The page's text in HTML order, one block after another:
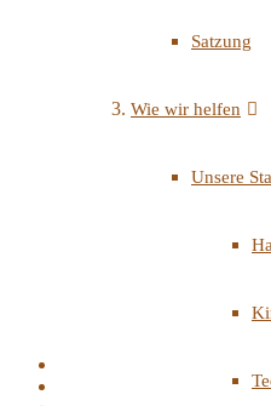
Satzung
Wie wir helfen
Unsere